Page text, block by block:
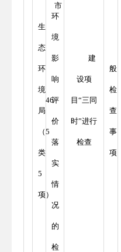
46
市
生
态
环
境
局
（5
类
5
项）
环
境
影
响
评
价
落
实
情
况
的
检
建
设项
目“三同
时”进行
检查
般
检
查
事
项